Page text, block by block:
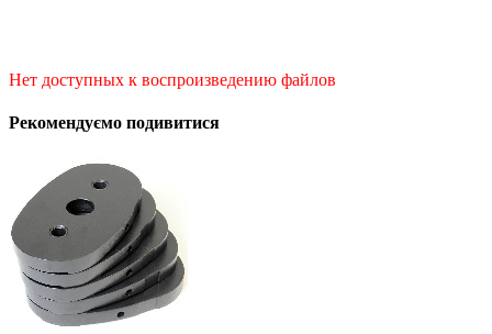
Нет доступных к воспроизведению файлов
Рекомендуємо подивитися